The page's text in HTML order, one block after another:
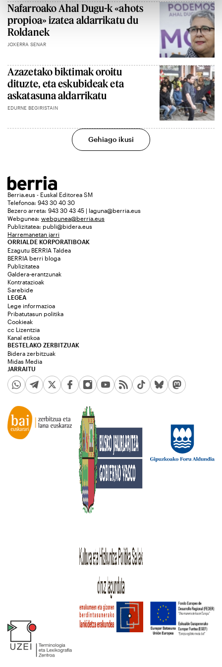
Nafarroako Ahal Dugu-k «ahots
propioa» izatea aldarrikatu du
Roldanek
JOXERRA SENAR
Azazetako biktimak oroitu
dituzte, eta eskubideak eta
askatasuna aldarrikatu
EDURNE BEGIRISTAIN
Gehiago ikusi
Berria.eus - Euskal Editorea SM
Telefonoa: 943 30 40 30
Bezero arreta: 943 30 43 45 | laguna@berria.eus
Webgunea: webgunea@berria.eus
Publizitatea: publi@bidera.eus
Harremanetan jarri
ORRIALDE KORPORATIBOAK
Ezagutu BERRIA Taldea
BERRIA berri bloga
Publizitatea
Galdera-erantzunak
Kontratazioak
Sarebide
JARRAITU
LEGEA
Lege informazioa
Pribatutasun politika
Cookieak
cc Lizentzia
Kanal etikoa
BESTELAKO ZERBITZUAK
Bidera zerbitzuak
Midas Media